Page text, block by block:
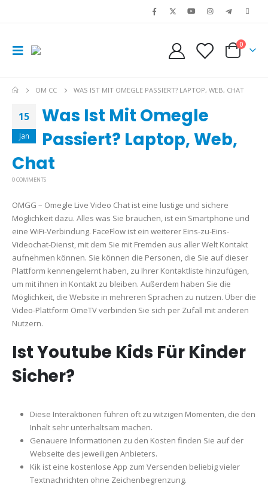
0
OM CC WAS IST MIT OMEGLE PASSIERT? LAPTOP, WEB, CHAT
15
Jan
Was Ist Mit Omegle
Passiert? Laptop, Web,
Chat
0 COMMENTS
OMGG – Omegle Live Video Chat ist eine lustige und sichere
Möglichkeit dazu. Alles was Sie brauchen, ist ein Smartphone und
eine WiFi-Verbindung. FaceFlow ist ein weiterer Eins-zu-Eins-
Videochat-Dienst, mit dem Sie mit Fremden aus aller Welt Kontakt
aufnehmen können. Sie können die Personen, die Sie auf dieser
Plattform kennengelernt haben, zu Ihrer Kontaktliste hinzufügen,
um mit ihnen in Kontakt zu bleiben. Außerdem haben Sie die
Möglichkeit, die Website in mehreren Sprachen zu nutzen. Über die
Video-Plattform OmeTV verbinden Sie sich per Zufall mit anderen
Nutzern.
Ist Youtube Kids Für Kinder
Sicher?
Diese Interaktionen führen oft zu witzigen Momenten, die den
Inhalt sehr unterhaltsam machen.
Genauere Informationen zu den Kosten finden Sie auf der
Webseite des jeweiligen Anbieters.
Kik ist eine kostenlose App zum Versenden beliebig vieler
Textnachrichten ohne Zeichenbegrenzung.